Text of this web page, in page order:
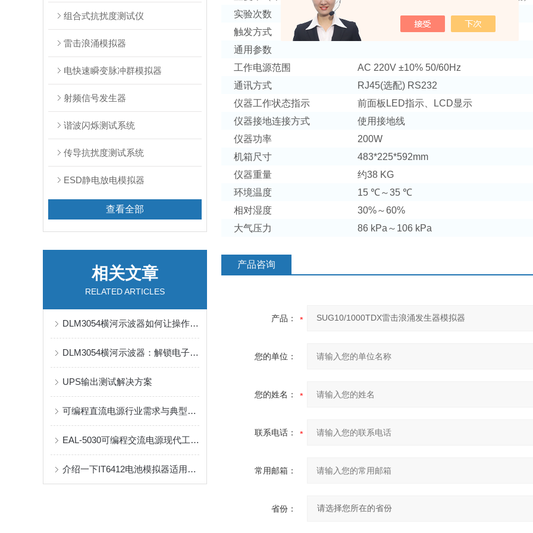
组合式抗扰度测试仪
雷击浪涌模拟器
电快速瞬变脉冲群模拟器
射频信号发生器
谐波闪烁测试系统
传导抗扰度测试系统
ESD静电放电模拟器
查看全部
相关文章
RELATED ARTICLES
DLM3054横河示波器如何让操作者更快的上手
DLM3054横河示波器：解锁电子世界的钥匙？
UPS输出测试解决方案
可编程直流电源行业需求与典型案例
EAL-5030可编程交流电源现代工业的精密动力引擎
介绍一下IT6412电池模拟器适用于哪些领域
实验次数
触发方式
手动、自动、间隔触发
通用参数
工作电源范围
AC 220V ±10% 50/60Hz
通讯方式
RJ45(选配) RS232
仪器工作状态指示
前面板LED指示、LCD显示
仪器接地连接方式
使用接地线
仪器功率
200W
机箱尺寸
483*225*592mm
仪器重量
约38 KG
环境温度
15 ℃～35 ℃
相对湿度
30%～60%
大气压力
86 kPa～106 kPa
产品咨询
产品：
您的单位：
您的姓名：
联系电话：
常用邮箱：
省份：